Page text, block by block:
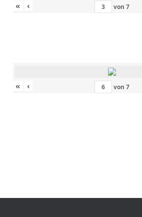
« ‹ von 7
« ‹ von 7